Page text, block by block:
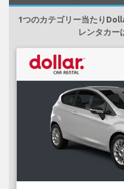
1つのカテゴリー当たり
レンタカー